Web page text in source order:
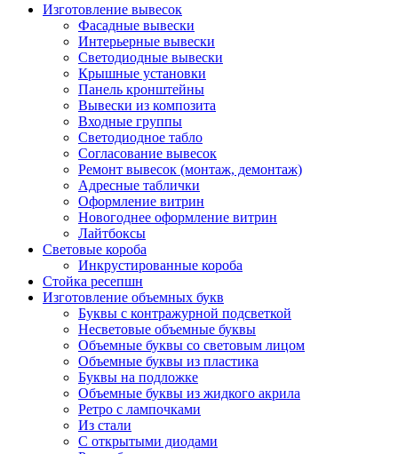
Изготовление вывесок
Фасадные вывески
Интерьерные вывески
Светодиодные вывески
Крышные установки
Панель кронштейны
Вывески из композита
Входные группы
Светодиодное табло
Согласование вывесок
Ремонт вывесок (монтаж, демонтаж)
Адресные таблички
Оформление витрин
Новогоднее оформление витрин
Лайтбоксы
Световые короба
Инкрустированные короба
Стойка ресепшн
Изготовление объемных букв
Буквы с контражурной подсветкой
Несветовые объемные буквы
Объемные буквы со световым лицом
Объемные буквы из пластика
Буквы на подложке
Объемные буквы из жидкого акрила
Ретро с лампочками
Из стали
С открытыми диодами